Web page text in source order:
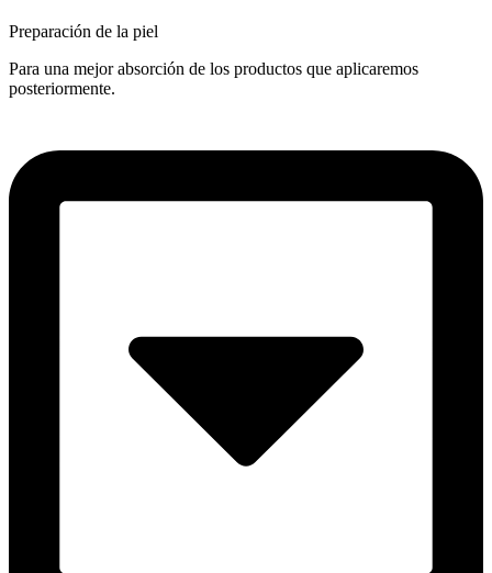
Preparación de la piel
Para una mejor absorción de los productos que aplicaremos
posteriormente.